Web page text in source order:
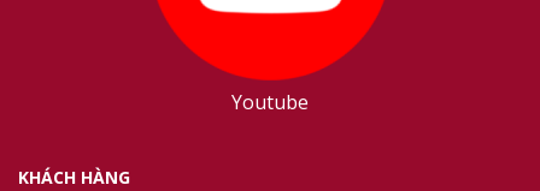
Youtube
KHÁCH HÀNG